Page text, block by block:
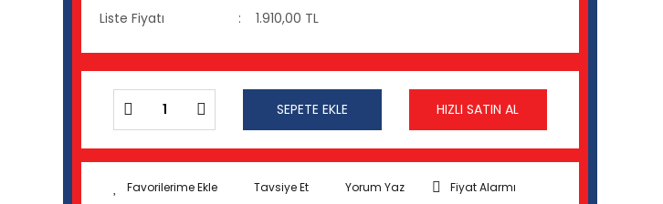
Liste Fiyatı
1.910,00 TL
SEPETE EKLE HIZLI SATIN AL
Tavsiye Et Yorum Yaz Fiyat Alarmı